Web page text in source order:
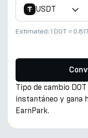
USDT
Estimated: 1 DOT ≈
Tipo de cambio
instantáneo y gana
EarnPark.